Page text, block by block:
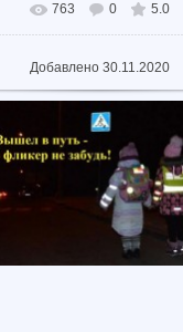
В реальном размере 1024x682
763 0 5.0
Добавлено30.11.2020